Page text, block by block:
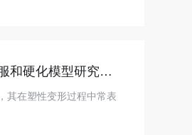
和硬化模型研究领
其在塑性变形过程中常表